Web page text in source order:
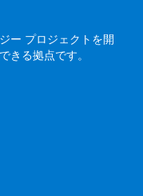
ー プロジェクトを開
きる拠点です。